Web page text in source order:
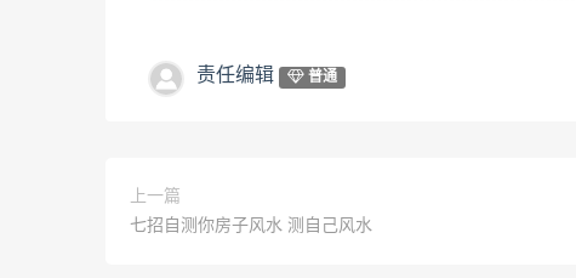
责任编辑 普通
上一篇
七招自测你房子风水 测自己风水